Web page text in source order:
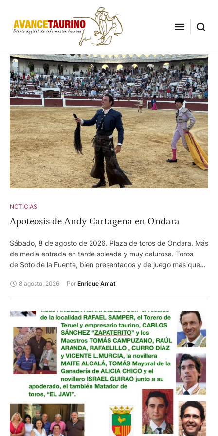
NOTICIAS
Apoteosis de Andy Cartagena en Ondara
Sábado, 8 de agosto de 2026. Plaza de toros de Ondara. Más
de media entrada en tarde soleada y muy calurosa. Toros
de Soto de la Fuente, bien presentados y de juego más que
rabo. Lea Vicens, oreja y oreja. Guillermo Hermoso de
Mendoza, oreja y oreja. Entre las cuadrillas lidió
Fernandez. Enrique Amat, Ondara Se celebró el segundo
festejo de la feria de la Marina de Ondara. En el mismo se
anunciaban el rejoneador de Benidorm Andy Cartagena, la
francesa Lea Vicens y Guillermo Hermoso de Mendoza. Tras el
exitoso resultado del pasado sábado, en el que Sebastián
Castella, Manzanares y Borja Jimenez abrieron la puerta
grande, en esta ocasión, la empresa Blackbull, a cuyo frente
están José Luis Alatorre y Joselillo de Colombia, programó un
festejo de rejones. Era el tercer festejo que se celebra en lo
que va de campaña en La Joya Levantina. El 1 de marzo tuvo
lugar una novillada con picadores y el próximo 5 de
8 agosto, 2026 Por Enrique Amat